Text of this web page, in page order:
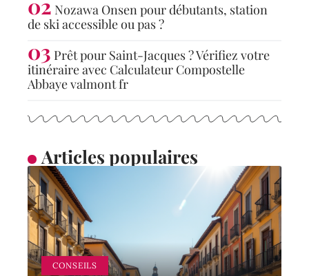
Nozawa Onsen pour débutants, station
de ski accessible ou pas ?
Prêt pour Saint-Jacques ? Vérifiez votre
itinéraire avec Calculateur Compostelle
Abbaye valmont fr
Articles populaires
CONSEILS